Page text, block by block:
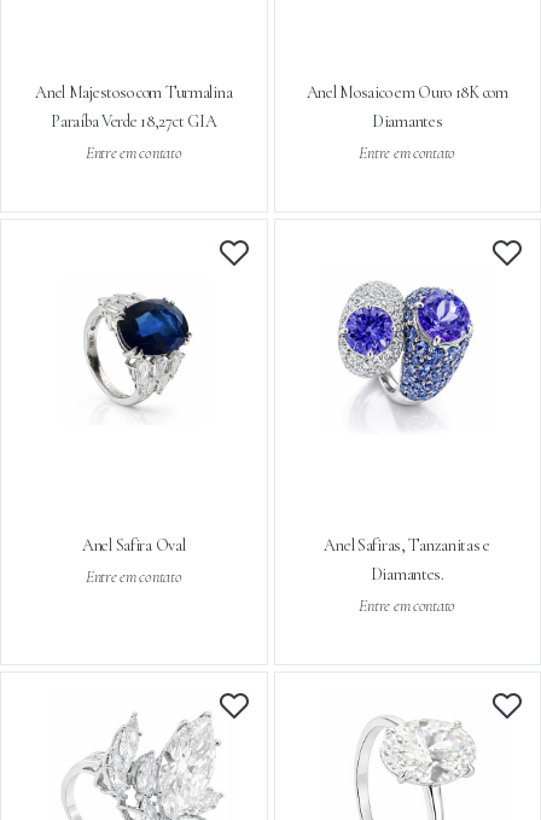
Anel Majestoso com Turmalina
Paraíba Verde 18,27ct GIA
Entre em contato
Anel Mosaico em Ouro 18K com
Diamantes
Entre em contato
Anel Safira Oval
Entre em contato
Anel Safiras, Tanzanitas e
Diamantes.
Entre em contato